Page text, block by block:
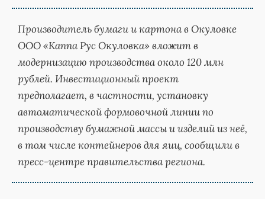
Производитель бумаги и картона в Окуловке
ООО «Каппа Рус Окуловка» вложит в
модернизацию производства около 120 млн
рублей. Инвестиционный проект
предполагает, в частности, установку
автоматической формовочной линии по
производству бумажной массы и изделий из неё,
в том числе контейнеров для яиц, сообщили в
пресс-центре правительства региона.